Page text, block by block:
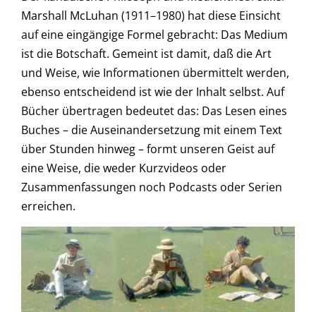
Marshall McLuhan (1911–1980) hat diese Einsicht
auf eine eingängige Formel gebracht: Das Medium
ist die Botschaft. Gemeint ist damit, daß die Art
und Weise, wie Informationen übermittelt werden,
ebenso entscheidend ist wie der Inhalt selbst. Auf
Bücher übertragen bedeutet das: Das Lesen eines
Buches – die Auseinandersetzung mit einem Text
über Stunden hinweg – formt unseren Geist auf
eine Weise, die weder Kurzvideos oder
Zusammenfassungen noch Podcasts oder Serien
erreichen.